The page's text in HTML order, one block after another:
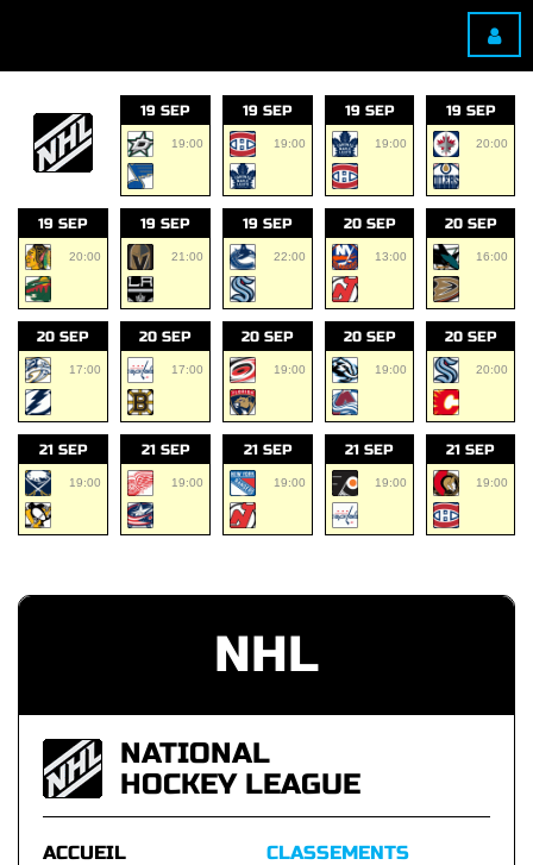
19 SEP
19:00
19 SEP
19:00
19 SEP
19:00
19 SEP
20:00
19 SEP
20:00
19 SEP
21:00
19 SEP
22:00
20 SEP
13:00
20 SEP
16:00
20 SEP
17:00
20 SEP
17:00
20 SEP
19:00
20 SEP
19:00
20 SEP
20:00
21 SEP
19:00
21 SEP
19:00
21 SEP
19:00
21 SEP
19:00
21 SEP
19:00
NHL
NATIONAL
HOCKEY LEAGUE
ACCUEIL
CLASSEMENTS